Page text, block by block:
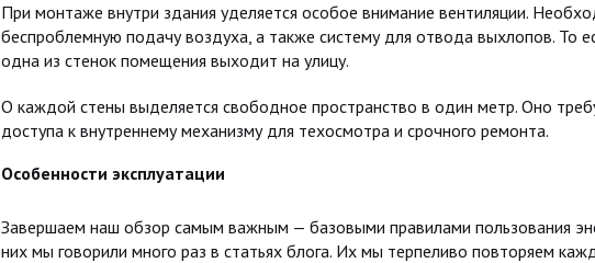
При монтаже внутри здания уделяется особое внимание вентиляции.
беспроблемную подачу воздуха, а также систему для отвода выхлопов. То
одна из стенок помещения выходит на улицу.
О каждой стены выделяется свободное пространство в один метр. Оно
доступа к внутреннему механизму для техосмотра и срочного ремонта.
Особенности эксплуатации
Завершаем наш обзор самым важным — базовыми правилами пользования
них мы говорили много раз в статьях блога. Их мы терпеливо повторяем